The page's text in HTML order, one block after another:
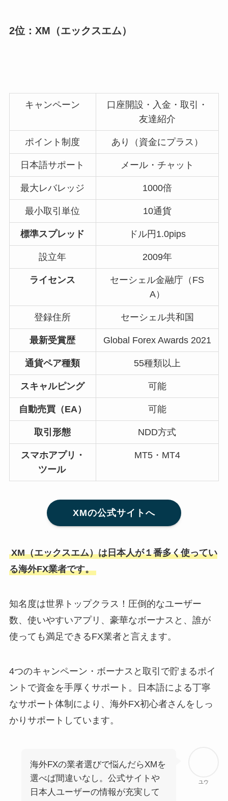
2位：XM（エックスエム）
キャンペーン
口座開設・入金・取引・
友達紹介
ポイント制度 あり（資金にプラス）
日本語サポート メール・チャット
最大レバレッジ 1000倍
最小取引単位 10通貨
標準スプレッド ドル円1.0pips
設立年 2009年
ライセンス
セーシェル金融庁（FS
A）
登録住所 セーシェル共和国
最新受賞歴 Global Forex Awards 2021
通貨ペア種類 55種類以上
スキャルピング 可能
自動売買（EA） 可能
取引形態 NDD方式
スマホアプリ・
ツール
MT5・MT4
XMの公式サイトへ
XM（エックスエム）は日本人が１番多く使ってい
る海外FX業者です。
知名度は世界トップクラス！圧倒的なユーザー
数、使いやすいアプリ、豪華なボーナスと、誰が
使っても満足できるFX業者と言えます。
4つのキャンペーン・ボーナスと取引で貯まるポイ
ントで資金を手厚くサポート。日本語による丁寧
なサポート体制により、海外FX初心者さんをしっ
かりサポートしています。
ユウ
海外FXの業者選びで悩んだらXMを
選べば間違いなし。公式サイトや
日本人ユーザーの情報が充実して